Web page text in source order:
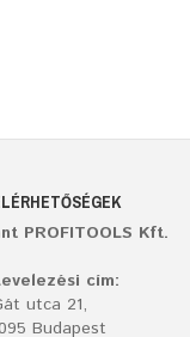
PROFITOOLS Kft.
cím:
utca 21,
Budapest